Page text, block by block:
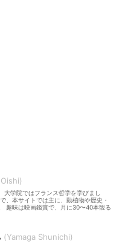
学院ではフランス哲学を学びまし
、本サイトでは主に、動植物や歴史・
趣味は映画鑑賞で、月に30〜40本観る
Yamaga Shunichi